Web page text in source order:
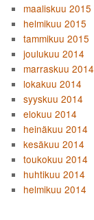
maaliskuu 2015
helmikuu 2015
tammikuu 2015
joulukuu 2014
marraskuu 2014
lokakuu 2014
syyskuu 2014
elokuu 2014
heinäkuu 2014
kesäkuu 2014
toukokuu 2014
huhtikuu 2014
helmikuu 2014